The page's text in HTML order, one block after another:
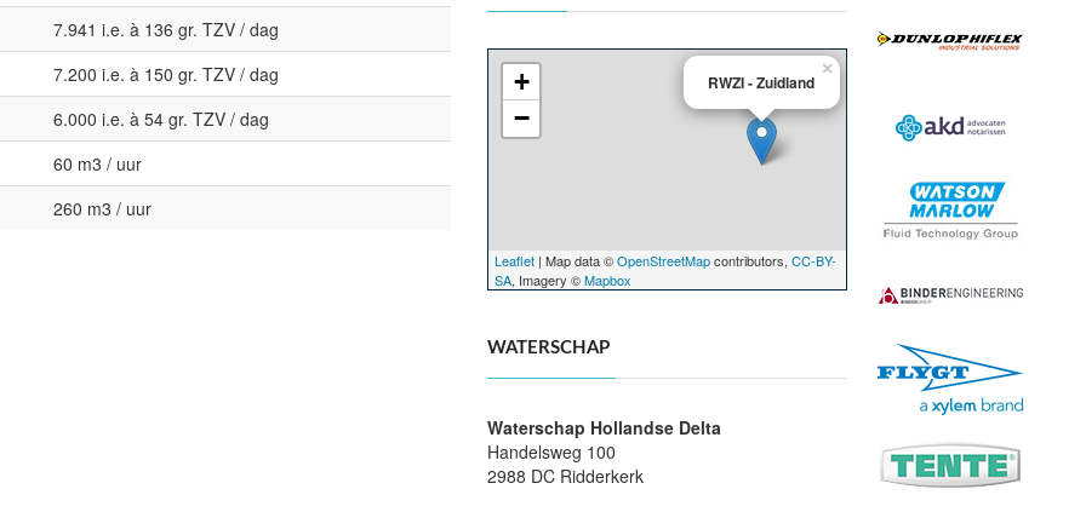
7.941 i.e. à 136 gr. TZV / dag
7.200 i.e. à 150 gr. TZV / dag
6.000 i.e. à 54 gr. TZV / dag
60 m3 / uur
260 m3 / uur
RWZI - Zuidland
×
+
−
Leaflet | Map data ©OpenStreetMapcontributors,CC-BY-
SA, Imagery ©Mapbox
WATERSCHAP
Waterschap Hollandse Delta
Handelsweg 100
2988 DC Ridderkerk